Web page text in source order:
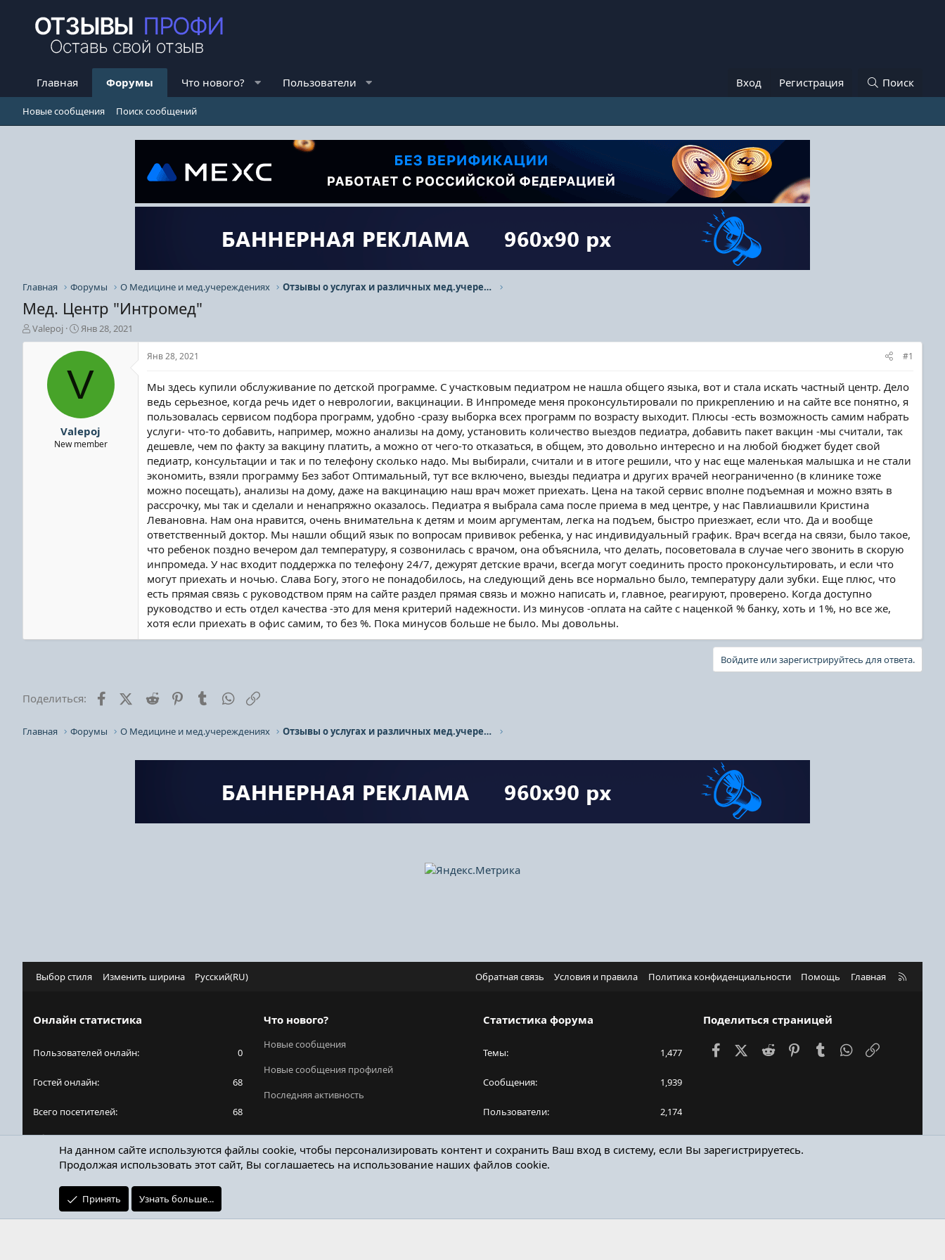
Главная Форумы Что нового? Пользователи Вход Регистрация Поиск
Новые сообщения Поиск сообщений
Главная Форумы О Медицине и мед.учереждениях Отзывы о услугах и различных мед.учереждениях.
Мед. Центр "Интромед"
А
в
Valepoj
Д
а
т
н
а
а
л
а
Янв 28, 2021
V
Valepoj
New member
Янв 28, 2021 #1
Мы здесь купили обслуживание по детской программе. С участковым педиатром не нашла общего языка, вот и стала искать частный центр. Дело
ведь серьезное, когда речь идет о неврологии, вакцинации. В Инпромеде меня проконсультировали по прикреплению и на сайте все понятно, я
пользовалась сервисом подбора программ, удобно -сразу выборка всех программ по возрасту выходит. Плюсы -есть возможность самим набрать
услуги- что-то добавить, например, можно анализы на дому, установить количество выездов педиатра, добавить пакет вакцин -мы считали, так
дешевле, чем по факту за вакцину платить, а можно от чего-то отказаться, в общем, это довольно интересно и на любой бюджет будет свой
педиатр, консультации и так и по телефону сколько надо. Мы выбирали, считали и в итоге решили, что у нас еще маленькая малышка и не стали
экономить, взяли программу Без забот Оптимальный, тут все включено, выезды педиатра и других врачей неограниченно (в клинике тоже
можно посещать), анализы на дому, даже на вакцинацию наш врач может приехать. Цена на такой сервис вполне подъемная и можно взять в
рассрочку, мы так и сделали и ненапряжно оказалось. Педиатра я выбрала сама после приема в мед центре, у нас Павлиашвили Кристина
Левановна. Нам она нравится, очень внимательна к детям и моим аргументам, легка на подъем, быстро приезжает, если что. Да и вообще
ответственный доктор. Мы нашли общий язык по вопросам прививок ребенка, у нас индивидуальный график. Врач всегда на связи, было такое,
что ребенок поздно вечером дал температуру, я созвонилась с врачом, она объяснила, что делать, посоветовала в случае чего звонить в скорую
инпромеда. У нас входит поддержка по телефону 24/7, дежурят детские врачи, всегда могут соединить просто проконсультировать, и если что
могут приехать и ночью. Слава Богу, этого не понадобилось, на следующий день все нормально было, температуру дали зубки. Еще плюс, что
есть прямая связь с руководством прям на сайте раздел прямая связь и можно написать и, главное, реагируют, проверено. Когда доступно
руководство и есть отдел качества -это для меня критерий надежности. Из минусов -оплата на сайте с наценкой % банку, хоть и 1%, но все же,
хотя если приехать в офис самим, то без %. Пока минусов больше не было. Мы довольны.
Войдите или зарегистрируйтесь для ответа.
Поделиться: FacebookX (Twitter)
Reddit PinterestTumblr WhatsApp
Главная Форумы О Медицине и мед.учереждениях Отзывы о услугах и различных мед.учереждениях.
Выбор стиля Изменить ширина Русский(RU) Обратная связь Условия и правила Политика конфиденциальности Помощь Главная
R
Онлайн статистика
Пользователей онлайн 0
Гостей онлайн 68
Всего посетителей 68
Общее количество посетителей может включать
в себя скрытых пользователей.
Что нового?
Новые сообщения
Новые сообщения профилей
Последняя активность
Статистика форума
Темы 1,477
Сообщения 1,939
Пользователи 2,174
Поделиться страницей
FacebookX (Twitter)
Reddit PinterestTumblr WhatsApp
На данном сайте используются файлы cookie, чтобы персонализировать контент и сохранить Ваш вход в систему, если Вы зарегистрируетесь.
Продолжая использовать этот сайт, Вы соглашаетесь на использование наших файлов cookie.
Принять Узнать больше...